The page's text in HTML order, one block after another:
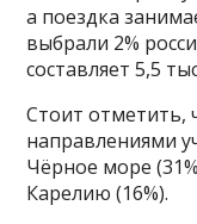
а поездка
выбрали 2%
составляет 5,5
Стоит
направлениями
Чёрное море
Карелию (16%).